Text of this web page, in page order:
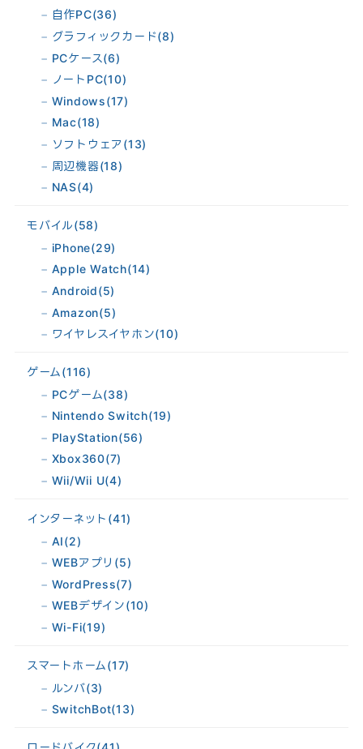
自作PC(36)
グラフィックカード(8)
PCケース(6)
ノートPC(10)
Windows(17)
Mac(18)
ソフトウェア (13)
周辺機器(18)
NAS(4)
モバイル(58)
iPhone(29)
Apple Watch(14)
Android(5)
Amazon(5)
ワイヤレスイヤホン(10)
ゲーム(116)
PCゲーム(38)
Nintendo Switch(19)
PlayStation(56)
Xbox360(7)
Wii/Wii U(4)
インターネット (41)
AI(2)
WEBアプリ (5)
WordPress(7)
WEBデザイン(10)
Wi-Fi(19)
スマートホーム(17)
ルンバ(3)
SwitchBot(13)